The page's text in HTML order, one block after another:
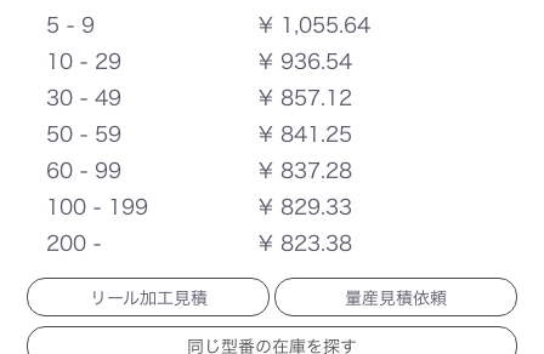
5 - 9
¥ 1,055.64
10 - 29
¥ 936.54
30 - 49
¥ 857.12
50 - 59
¥ 841.25
60 - 99
¥ 837.28
100 - 199
¥ 829.33
200 -
¥ 823.38
リール加工見積 量産見積依頼